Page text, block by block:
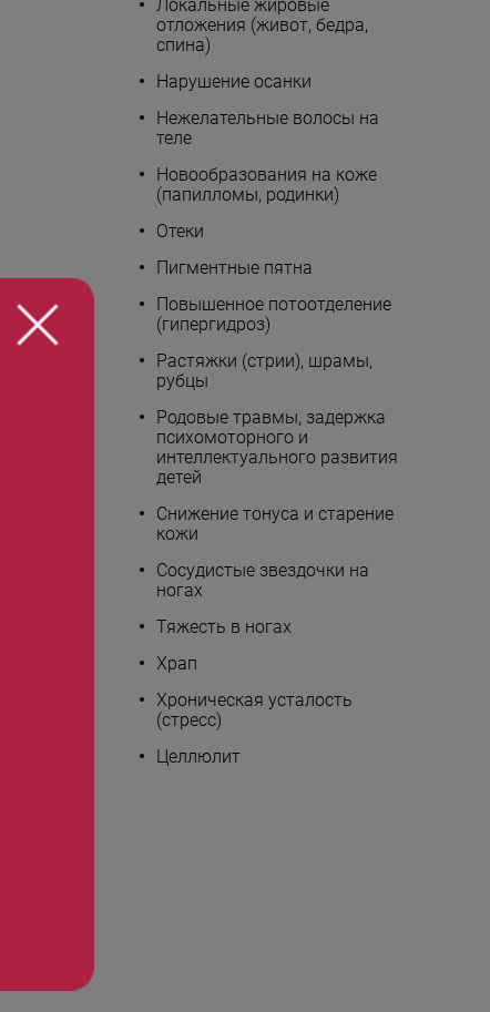
Локальные жировые
отложения (живот, бедра,
спина)
Нарушение осанки
Нежелательные волосы на
теле
Новообразования на коже
(папилломы, родинки)
Отеки
Пигментные пятна
Повышенное потоотделение
(гипергидроз)
Растяжки (стрии), шрамы,
рубцы
Родовые травмы, задержка
психомоторного и
интеллектуального развития
детей
Снижение тонуса и старение
кожи
Сосудистые звездочки на
ногах
Тяжесть в ногах
Храп
Хроническая усталость
(стресс)
Целлюлит